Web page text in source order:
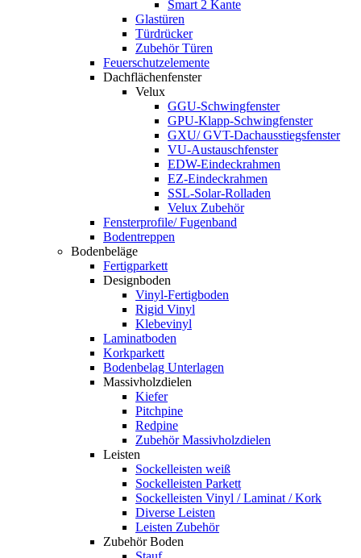
Smart 2 Kante
Glastüren
Türdrücker
Zubehör Türen
Feuerschutzelemente
Dachflächenfenster
Velux
GGU-Schwingfenster
GPU-Klapp-Schwingfenster
GXU/ GVT-Dachausstiegsfenster
VU-Austauschfenster
EDW-Eindeckrahmen
EZ-Eindeckrahmen
SSL-Solar-Rolladen
Velux Zubehör
Fensterprofile/ Fugenband
Bodentreppen
Bodenbeläge
Fertigparkett
Designboden
Vinyl-Fertigboden
Rigid Vinyl
Klebevinyl
Laminatboden
Korkparkett
Bodenbelag Unterlagen
Massivholzdielen
Kiefer
Pitchpine
Redpine
Zubehör Massivholzdielen
Leisten
Sockelleisten weiß
Sockelleisten Parkett
Sockelleisten Vinyl / Laminat / Kork
Diverse Leisten
Leisten Zubehör
Zubehör Boden